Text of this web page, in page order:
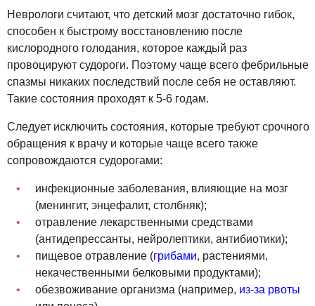
Неврологи считают, что детский мозг достаточно гибок,
способен к быстрому восстановлению после
кислородного голодания, которое каждый раз
провоцируют судороги. Поэтому чаще всего фебрильные
спазмы никаких последствий после себя не оставляют.
Такие состояния проходят к 5-6 годам.
Следует исключить состояния, которые требуют срочного
обращения к врачу и которые чаще всего также
сопровождаются судорогами:
инфекционные заболевания, влияющие на мозг
(менингит, энцефалит, столбняк);
отравление лекарственными средствами
(антидепрессанты, нейролептики, антибиотики);
пищевое отравление (грибами, растениями,
некачественными белковыми продуктами);
обезвоживание организма (например, из-за рвоты